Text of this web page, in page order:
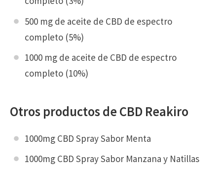
500 mg de aceite de CBD de espectro
completo (5%)
1000 mg de aceite de CBD de espectro
completo (10%)
Otros productos de CBD Reakiro
1000mg CBD Spray Sabor Menta
1000mg CBD Spray Sabor Manzana y Natillas